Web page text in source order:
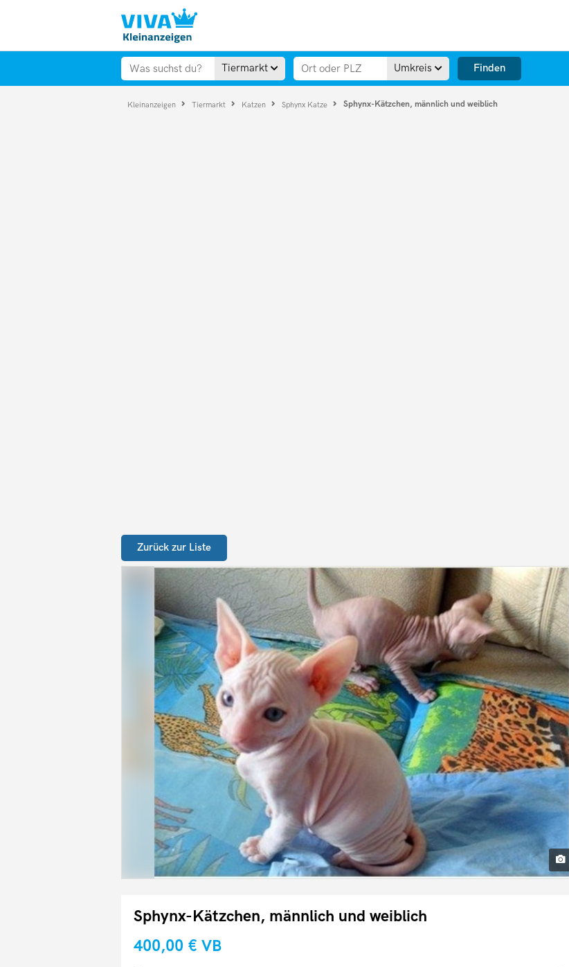
Tiermarkt Umkreis Finden
Kleinanzeigen Tiermarkt Katzen Sphynx Katze Sphynx-Kätzchen, männlich und weiblich
Zurück zur Liste
Sphynx-Kätzchen, männlich und weiblich
400,00 € VB